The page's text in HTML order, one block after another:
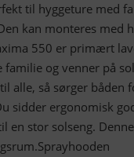
til hyggeture med
kan monteres med
550 er primært
familie og venner på
alle, så sørger båden
sidder ergonomisk
en stor solseng. Denne